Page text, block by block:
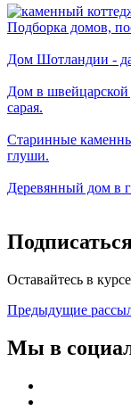
Подборка домов,
Дом Шотландии -
Дом в швейцарской
сарая.
Старинные
глуши.
Деревянный дом в
Оставайтесь в
Предыдущие
Мы в